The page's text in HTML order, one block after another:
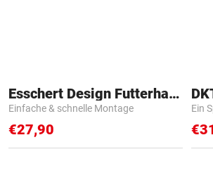
Esschert Design Futterhaus
Einfache & schnelle Montage
€27,90
Ein